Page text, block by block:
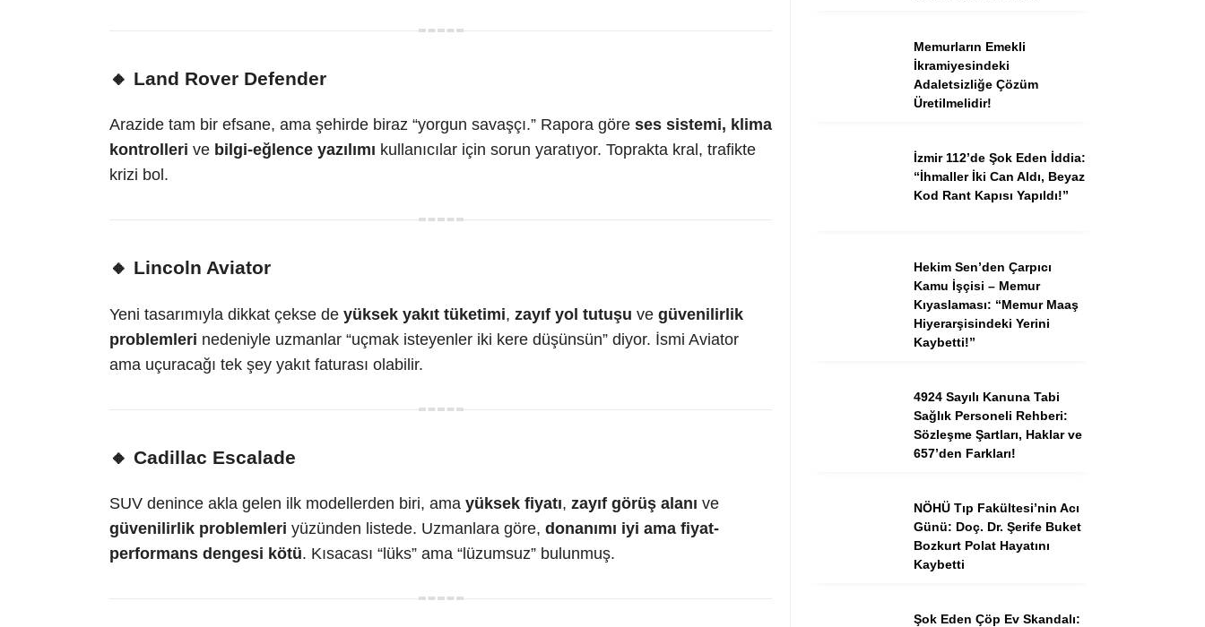
🔸 Land Rover Defender
Arazide tam bir efsane, ama şehirde biraz “yorgun savaşçı.” Rapora göre ses sistemi, klima
kontrolleri ve bilgi-eğlence yazılımı kullanıcılar için sorun yaratıyor. Toprakta kral, trafikte
krizi bol.
🔸 Lincoln Aviator
Yeni tasarımıyla dikkat çekse de yüksek yakıt tüketimi, zayıf yol tutuşu ve güvenilirlik
problemleri nedeniyle uzmanlar “uçmak isteyenler iki kere düşünsün” diyor. İsmi Aviator
ama uçuracağı tek şey yakıt faturası olabilir.
🔸 Cadillac Escalade
SUV denince akla gelen ilk modellerden biri, ama yüksek fiyatı, zayıf görüş alanı ve
güvenilirlik problemleri yüzünden listede. Uzmanlara göre, donanımı iyi ama fiyat-
performans dengesi kötü. Kısacası “lüks” ama “lüzumsuz” bulunmuş.
Memurların Emekli
İkramiyesindeki
Adaletsizliğe Çözüm
Üretilmelidir!
İzmir 112’de Şok Eden İddia:
“İhmaller İki Can Aldı, Beyaz
Kod Rant Kapısı Yapıldı!”
Hekim Sen’den Çarpıcı
Kamu İşçisi – Memur
Kıyaslaması: “Memur Maaş
Hiyerarşisindeki Yerini
Kaybetti!”
4924 Sayılı Kanuna Tabi
Sağlık Personeli Rehberi:
Sözleşme Şartları, Haklar ve
657’den Farkları!
NÖHÜ Tıp Fakültesi’nin Acı
Günü: Doç. Dr. Şerife Buket
Bozkurt Polat Hayatını
Kaybetti
Şok Eden Çöp Ev Skandalı: